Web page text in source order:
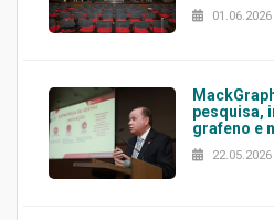
01.06.2026
pesquisa,
grafeno e
22.05.2026